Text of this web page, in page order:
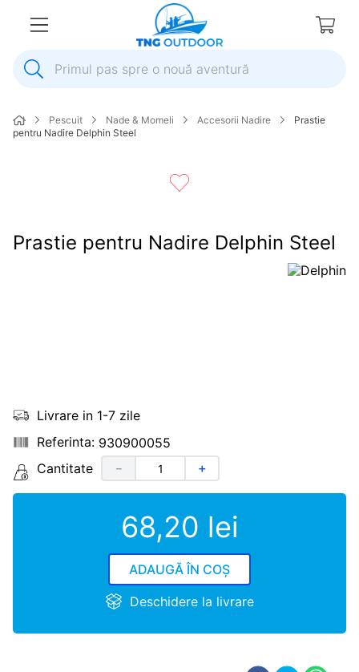
Primul pas spre o nouă aventură
2.
elice
6.
pompa apa
Pescuit Nade & Momeli Accesorii Nadire
Prastie
pentru Nadire Delphin Steel
Prastie pentru Nadire Delphin Steel
Livrare in 1-7 zile
930900055
Cantitate
＋
－
68,20 lei
ADAUGĂ ÎN COȘ
Deschidere la livrare